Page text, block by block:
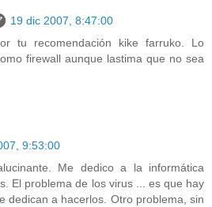
19 dic 2007, 8:47:00
tu recomendación kike farruko. Lo
firewall aunque lastima que no sea
9:53:00
Me dedico a la informática
El problema de los virus ... es que hay
dedican a hacerlos. Otro problema, sin